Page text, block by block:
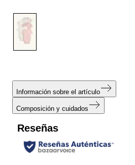
Información sobre el artículo
Composición y cuidados
Reseñas